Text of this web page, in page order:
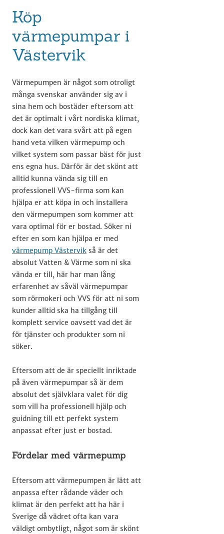
Köp
värmepumpar i
Västervik
Värmepumpen är något som otroligt
många svenskar använder sig av i
sina hem och bostäder eftersom att
det är optimalt i vårt nordiska klimat,
dock kan det vara svårt att på egen
hand veta vilken värmepump och
vilket system som passar bäst för just
ens egna hus. Därför är det skönt att
alltid kunna vända sig till en
professionell VVS-firma som kan
hjälpa er att köpa in och installera
den värmepumpen som kommer att
vara optimal för er bostad. Söker ni
efter en som kan hjälpa er med
värmepump Västervik ​​ så är det
absolut Vatten & Värme som ni ska
vända er till, här har man lång
erfarenhet av såväl värmepumpar
som rörmokeri och VVS för att ni som
kunder alltid ska ha tillgång till
komplett service oavsett vad det är
för tjänster och produkter som ni
söker.
Eftersom att de är speciellt inriktade
på även värmepumpar så är dem
absolut det självklara valet för dig
som vill ha professionell hjälp och
guidning till ett perfekt system
anpassat efter just er bostad.
Fördelar med värmepump
Eftersom att värmepumpen är lätt att
anpassa efter rådande väder och
klimat är den perfekt att ha här i
Sverige då vädret ofta kan vara
väldigt ombytligt, något som är skönt